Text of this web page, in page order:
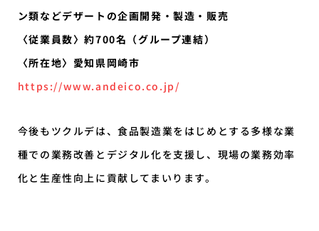
ン類などデザートの企画開発・製造・販売
〈従業員数〉約700名（グループ連結）
〈所在地〉愛知県岡崎市
https://www.andeico.co.jp/
今後もツクルデは、食品製造業をはじめとする多様な業
種での業務改善とデジタル化を支援し、現場の業務効率
化と生産性向上に貢献してまいります。